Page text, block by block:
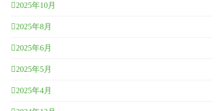
2025年10月
2025年8月
2025年6月
2025年5月
2025年4月